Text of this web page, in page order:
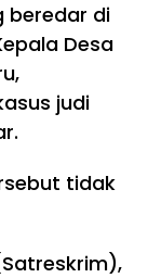
beredar di
Desa
judi
tidak